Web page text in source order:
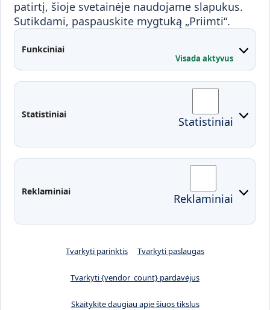
patirtį, šioje svetainėje naudojame slapukus.
Sutikdami, paspauskite mygtuką „Priimti“.
Funkciniai
Visada aktyvus
Statistiniai Statistiniai
Reklaminiai Reklaminiai
Tvarkyti parinktis Tvarkyti paslaugas
Tvarkyti {vendor_count} pardavėjus
Skaitykite daugiau apie šiuos tikslus
Mokymai ir konsultavimas
Partnerystės
Karjera
Kontaktai
Administracija
Fakultetai
Studentų atstovybė
Moodle
EDINA
Pasirengimas ekstremaliai